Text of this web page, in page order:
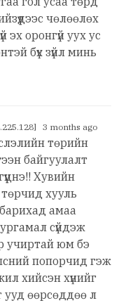
чөлөөлөх
эх оронгүй уух ус
бүх зүйл минь
3 months ago
төрийн
байгуулалт
Хувийн
хууль
амаа
сүйдэж
учиртай юм бэ
попорчид гэж
хийсэн хүнийг
ууд өөрсөддөө л